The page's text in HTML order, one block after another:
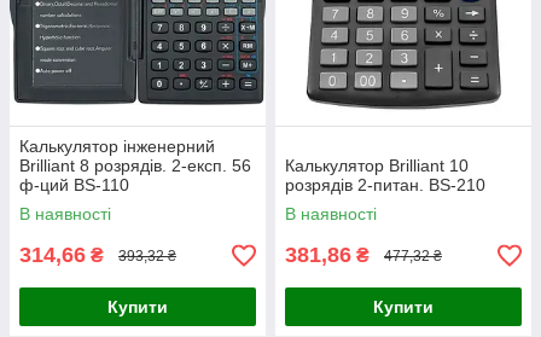
Калькулятор інженерний
Brilliant 8 розрядів. 2-експ. 56
ф-ций BS-110
В наявності
314,66 ₴ 393,32 ₴
Купити
Калькулятор Brilliant 10
розрядів 2-питан. BS-210
В наявності
381,86 ₴ 477,32 ₴
Купити